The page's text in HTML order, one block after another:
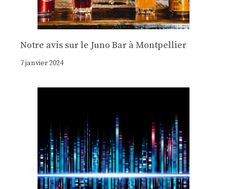
Notre avis sur le Juno Bar à Montpellier
7 janvier 2024